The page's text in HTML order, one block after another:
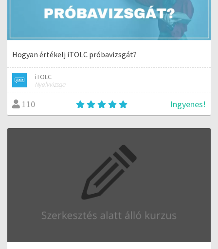
Hogyan értékelj iTOLC próbavizsgát?
iTOLC
Nyelvvizsga
110 Ingyenes!